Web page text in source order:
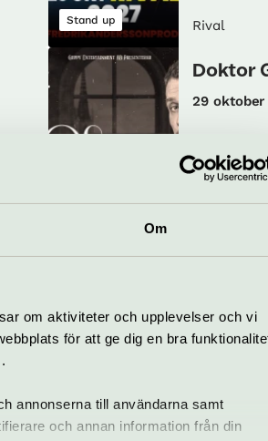
Om
om aktiviteter och upplevelser och vi
för att ge dig en bra
annonserna till användarna samt
och annan information från din
Stand up Rival
Doktor
29 oktober
The
Henrik